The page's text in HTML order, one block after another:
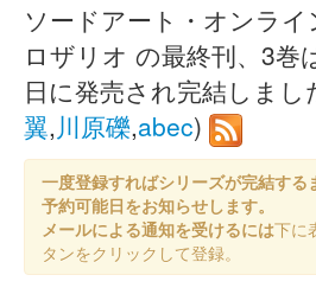
ソードアート・オンラ
ロザリオ の最終刊、3巻
日に発売され完結しまし
翼,川原礫,abec)
一度登録すればシリーズが完結する
予約可能日をお知らせします。
メールによる通知を受けるには下に
タンをクリックして登録。